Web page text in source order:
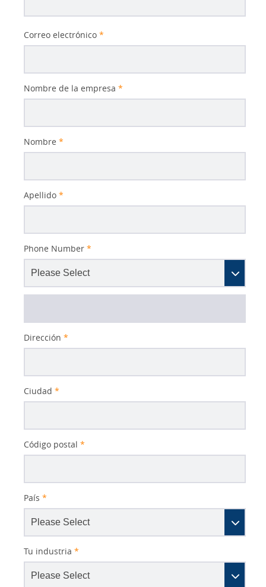
Correo electrónico *
Nombre de la empresa *
Nombre *
Apellido *
Phone Number *
Dirección *
Ciudad *
Código postal *
País *
Tu industria *